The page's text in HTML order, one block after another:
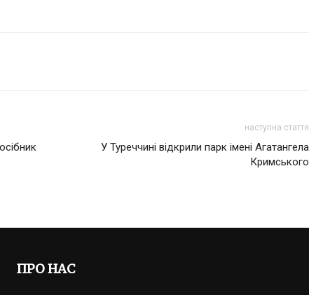
наступна стаття
У Туреччині відкрили парк імені Агатангела
Кримського
ПРО НАС